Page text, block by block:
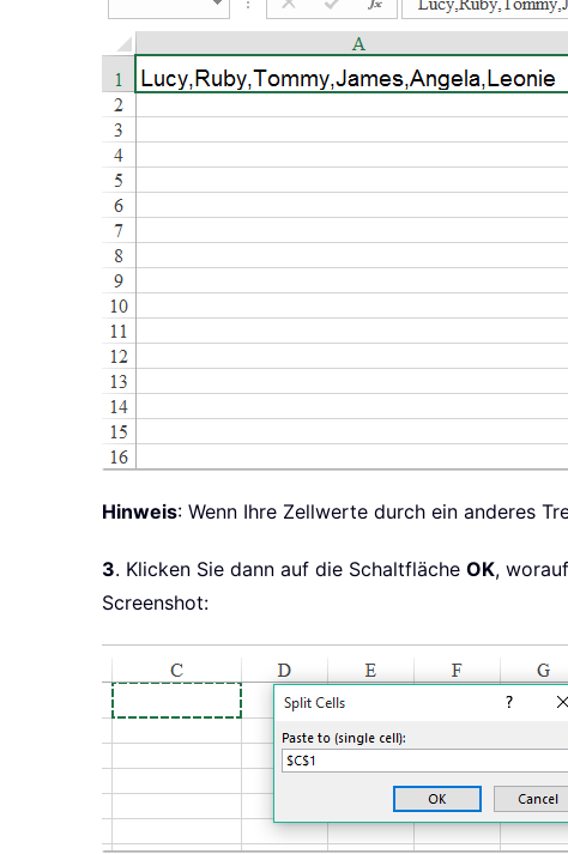
Hinweis: Wenn Ihre Zellwerte durch ein anderes
3. Klicken Sie dann auf die Schaltfläche OK,
Screenshot: